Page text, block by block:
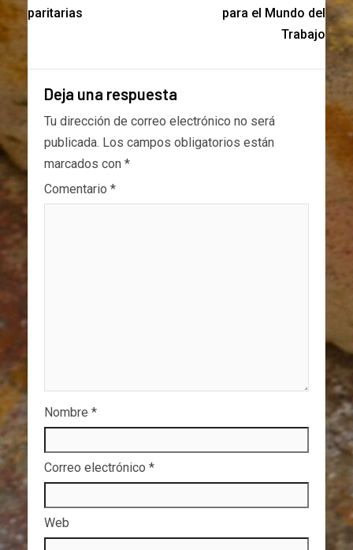
paritarias
para el Mundo del
Trabajo
Deja una respuesta
Tu dirección de correo electrónico no será
publicada. Los campos obligatorios están
marcados con *
Comentario *
Nombre *
Correo electrónico *
Web